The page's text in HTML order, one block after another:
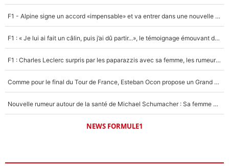
F1 - Alpine signe un accord «impensable» et va entrer dans une nouvelle dimension : Grande nouvelle pour Pierre Gasly !
F1 : « Je lui ai fait un câlin, puis j’ai dû partir...», le témoignage émouvant de Max Verstappen sur sa fille
F1 : Charles Leclerc surpris par les paparazzis avec sa femme, les rumeurs étaient vraies !
Comme pour le final du Tour de France, Esteban Ocon propose un Grand Prix de Formule 1 à Paris : «Autour de l’Arc de Triomphe, ce serait génial» !
Nouvelle rumeur autour de la santé de Michael Schumacher : Sa femme Corinna sort du silence
NEWS FORMULE1